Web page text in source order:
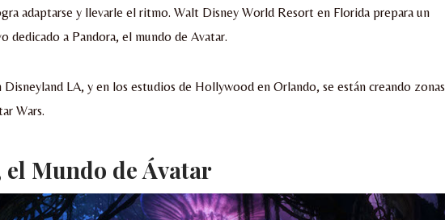
adaptarse y llevarle el ritmo. Walt Disney World Resort en Florida prepara un
dedicado a Pandora, el mundo de Avatar.
LA, y en los estudios de Hollywood en Orlando, se están creando zonas
Wars.
el Mundo de Ávatar